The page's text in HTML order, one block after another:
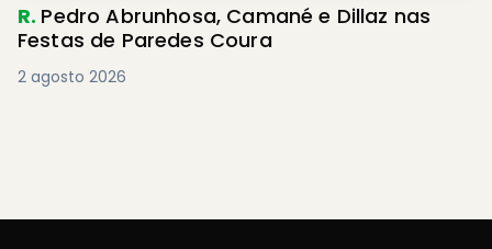
R. Pedro Abrunhosa, Camané e Dillaz nas
Festas de Paredes Coura
2 agosto 2026